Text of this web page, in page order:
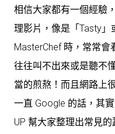
相信大家都有一個經驗
理影片，像是「Tasty
MasterChef 時，常常
往往叫不出來或是聽不
當的煎熬！而且網路上
一直 Google 的話，其
UP 幫大家整理出常見